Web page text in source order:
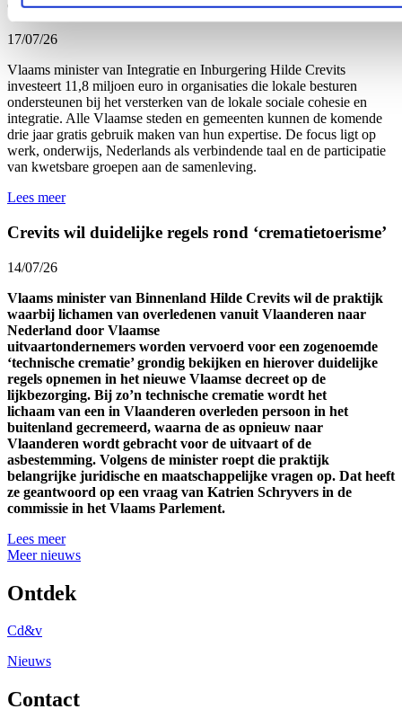
cohesie en betere integratie
17/07/26
Vlaams minister van Integratie en Inburgering Hilde Crevits
investeert 11,8 miljoen euro in organisaties die lokale besturen
ondersteunen bij het versterken van de lokale sociale cohesie en
integratie. Alle Vlaamse steden en gemeenten kunnen de komende
drie jaar gratis gebruik maken van hun expertise. De focus ligt op
werk, onderwijs, Nederlands als verbindende taal en de participatie
van kwetsbare groepen aan de samenleving.
Lees meer
Crevits wil duidelijke regels rond ‘crematietoerisme’
14/07/26
Vlaams minister van Binnenland Hilde Crevits wil de praktijk
waarbij lichamen van overledenen vanuit Vlaanderen naar
Nederland door Vlaamse
uitvaartondernemers worden vervoerd voor een zogenoemde
‘technische crematie’ grondig bekijken en hierover duidelijke
regels opnemen in het nieuwe Vlaamse decreet op de
lijkbezorging. Bij zo’n technische crematie wordt het
lichaam van een in Vlaanderen overleden persoon in het
buitenland gecremeerd, waarna de as opnieuw naar
Vlaanderen wordt gebracht voor de uitvaart of de
asbestemming. Volgens de minister roept die praktijk
belangrijke juridische en maatschappelijke vragen op. Dat heeft
ze geantwoord op een vraag van Katrien Schryvers in de
commissie in het Vlaams Parlement.
Lees meer
Meer nieuws
Ontdek
Cd&v
Nieuws
Contact